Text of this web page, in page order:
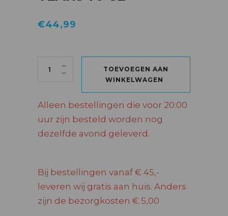
€44,99
BENROMACH 10 YEARS 70 CL quantity
TOEVOEGEN AAN
WINKELWAGEN
Alleen bestellingen die voor 20:00
uur zijn besteld worden nog
dezelfde avond geleverd.
Bij bestellingen vanaf € 45,-
leveren wij gratis aan huis. Anders
zijn de bezorgkosten € 5,00